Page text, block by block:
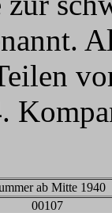
ab Mitte 1940
00107